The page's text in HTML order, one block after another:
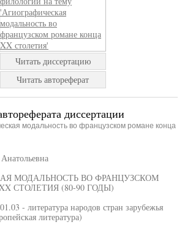
Читать диссертацию
Читать автореферат
диссертации
модальность во французском романе конца
МОДАЛЬНОСТЬ ВО ФРАНЦУЗСКОМ
СТОЛЕТИЯ (80-90 ГОДЫ)
- литература народов стран зарубежья
литература)